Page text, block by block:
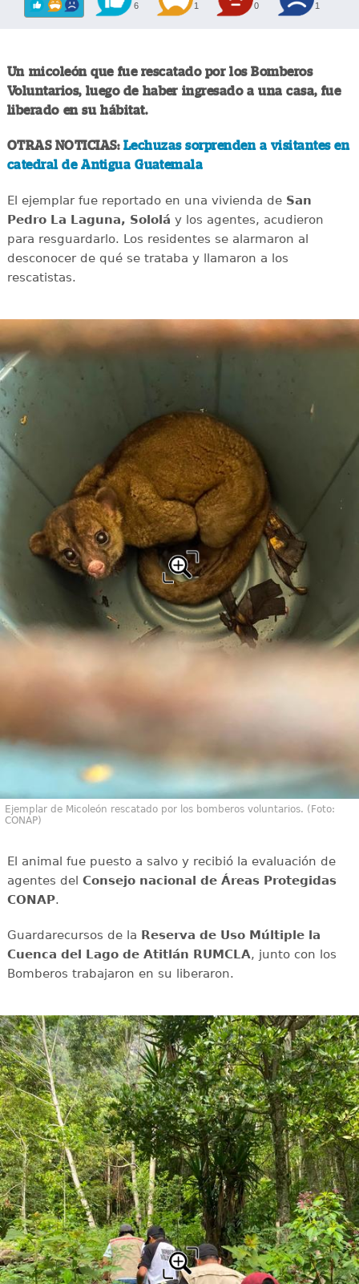
6 1 0 1
Un micoleón que fue rescatado por los Bomberos
Voluntarios, luego de haber ingresado a una casa, fue
liberado en su hábitat.
OTRAS NOTICIAS: Lechuzas sorprenden a visitantes en
catedral de Antigua Guatemala
El ejemplar fue reportado en una vivienda deSan
Pedro La Laguna, Sololá y los agentes, acudieron
para resguardarlo. Los residentes se alarmaron al
desconocer de qué se trataba y llamaron a los
rescatistas.
Ejemplar de Micoleón rescatado por los bomberos voluntarios. (Foto:
CONAP)
El animal fue puesto a salvo y recibió la evaluación de
agentes del Consejo nacional de Áreas Protegidas
CONAP.
Guardarecursos de la Reserva de Uso Múltiple la
Cuenca del Lago de Atitlán RUMCLA, junto con los
Bomberos trabajaron en su liberaron.